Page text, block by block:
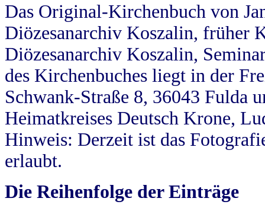
Das Original-Kirchenbuch von
Diözesanarchiv Koszalin, früher
Diözesanarchiv Koszalin,
des Kirchenbuches liegt in der
Schwank-Straße 8, 36043 Fulda
Heimatkreises Deutsch Krone,
Hinweis: Derzeit ist das
erlaubt.
Die Reihenfolge der Einträge